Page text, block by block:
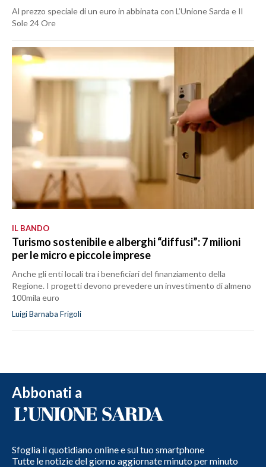
Al prezzo speciale di un euro in abbinata con L’Unione Sarda e Il
Sole 24 Ore
IL BANDO
Turismo sostenibile e alberghi “diffusi”: 7 milioni
per le micro e piccole imprese
Anche gli enti locali tra i beneficiari del finanziamento della
Regione. I progetti devono prevedere un investimento di almeno
100mila euro
Luigi Barnaba Frigoli
Abbonati a
Sfoglia il quotidiano online e sul tuo smartphone
Tutte le notizie del giorno aggiornate minuto per minuto